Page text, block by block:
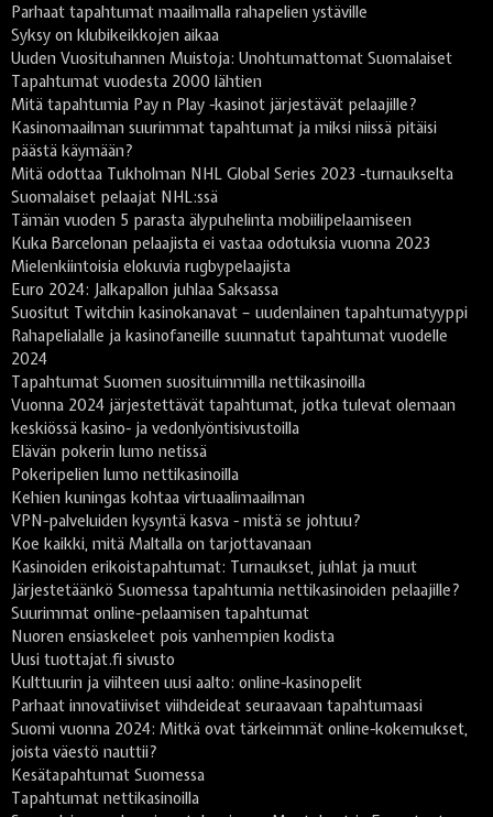
Parhaat tapahtumat maailmalla rahapelien ystäville
Syksy on klubikeikkojen aikaa
Uuden Vuosituhannen Muistoja: Unohtumattomat Suomalaiset
Tapahtumat vuodesta 2000 lähtien
Mitä tapahtumia Pay n Play -kasinot järjestävät pelaajille?
Kasinomaailman suurimmat tapahtumat ja miksi niissä pitäisi
päästä käymään?
Mitä odottaa Tukholman NHL Global Series 2023 -turnaukselta
Suomalaiset pelaajat NHL:ssä
Tämän vuoden 5 parasta älypuhelinta mobiilipelaamiseen
Kuka Barcelonan pelaajista ei vastaa odotuksia vuonna 2023
Mielenkiintoisia elokuvia rugbypelaajista
Euro 2024: Jalkapallon juhlaa Saksassa
Suositut Twitchin kasinokanavat – uudenlainen tapahtumatyyppi
Rahapelialalle ja kasinofaneille suunnatut tapahtumat vuodelle
2024
Tapahtumat Suomen suosituimmilla nettikasinoilla
Vuonna 2024 järjestettävät tapahtumat, jotka tulevat olemaan
keskiössä kasino- ja vedonlyöntisivustoilla
Elävän pokerin lumo netissä
Pokeripelien lumo nettikasinoilla
Kehien kuningas kohtaa virtuaalimaailman
VPN-palveluiden kysyntä kasva - mistä se johtuu?
Koe kaikki, mitä Maltalla on tarjottavanaan
Kasinoiden erikoistapahtumat: Turnaukset, juhlat ja muut
Järjestetäänkö Suomessa tapahtumia nettikasinoiden pelaajille?
Suurimmat online-pelaamisen tapahtumat
Nuoren ensiaskeleet pois vanhempien kodista
Uusi tuottajat.fi sivusto
Kulttuurin ja viihteen uusi aalto: online-kasinopelit
Parhaat innovatiiviset viihdeideat seuraavaan tapahtumaasi
Suomi vuonna 2024: Mitkä ovat tärkeimmät online-kokemukset,
joista väestö nauttii?
Kesätapahtumat Suomessa
Tapahtumat nettikasinoilla